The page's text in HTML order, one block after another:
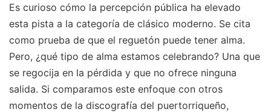
Es curioso cómo la percepción pública ha elevado
esta pista a la categoría de clásico moderno. Se cita
como prueba de que el reguetón puede tener alma.
Pero, ¿qué tipo de alma estamos celebrando? Una que
se regocija en la pérdida y que no ofrece ninguna
salida. Si comparamos este enfoque con otros
momentos de la discografía del puertorriqueño,